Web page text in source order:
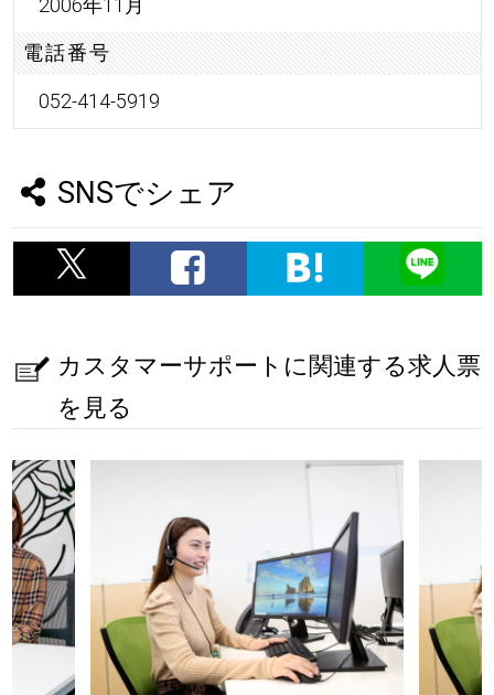
2006年11月
電話番号
052-414-5919
SNSでシェア
カスタマーサポートに関連する求人票
を見る